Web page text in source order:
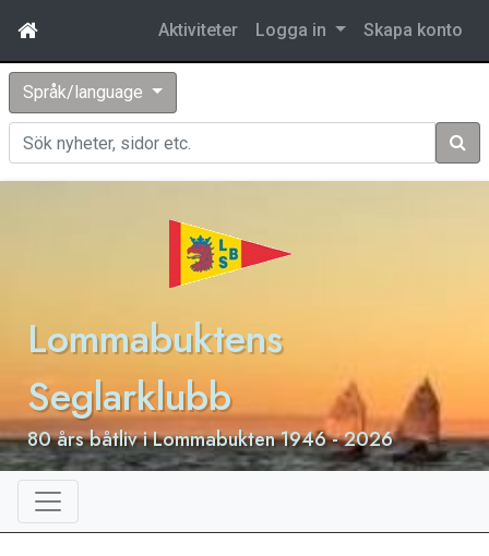
Aktiviteter Logga in Skapa konto
Språk/language
Sök
Lommabuktens
Seglarklubb
80 års båtliv i Lommabukten 1946 - 2026